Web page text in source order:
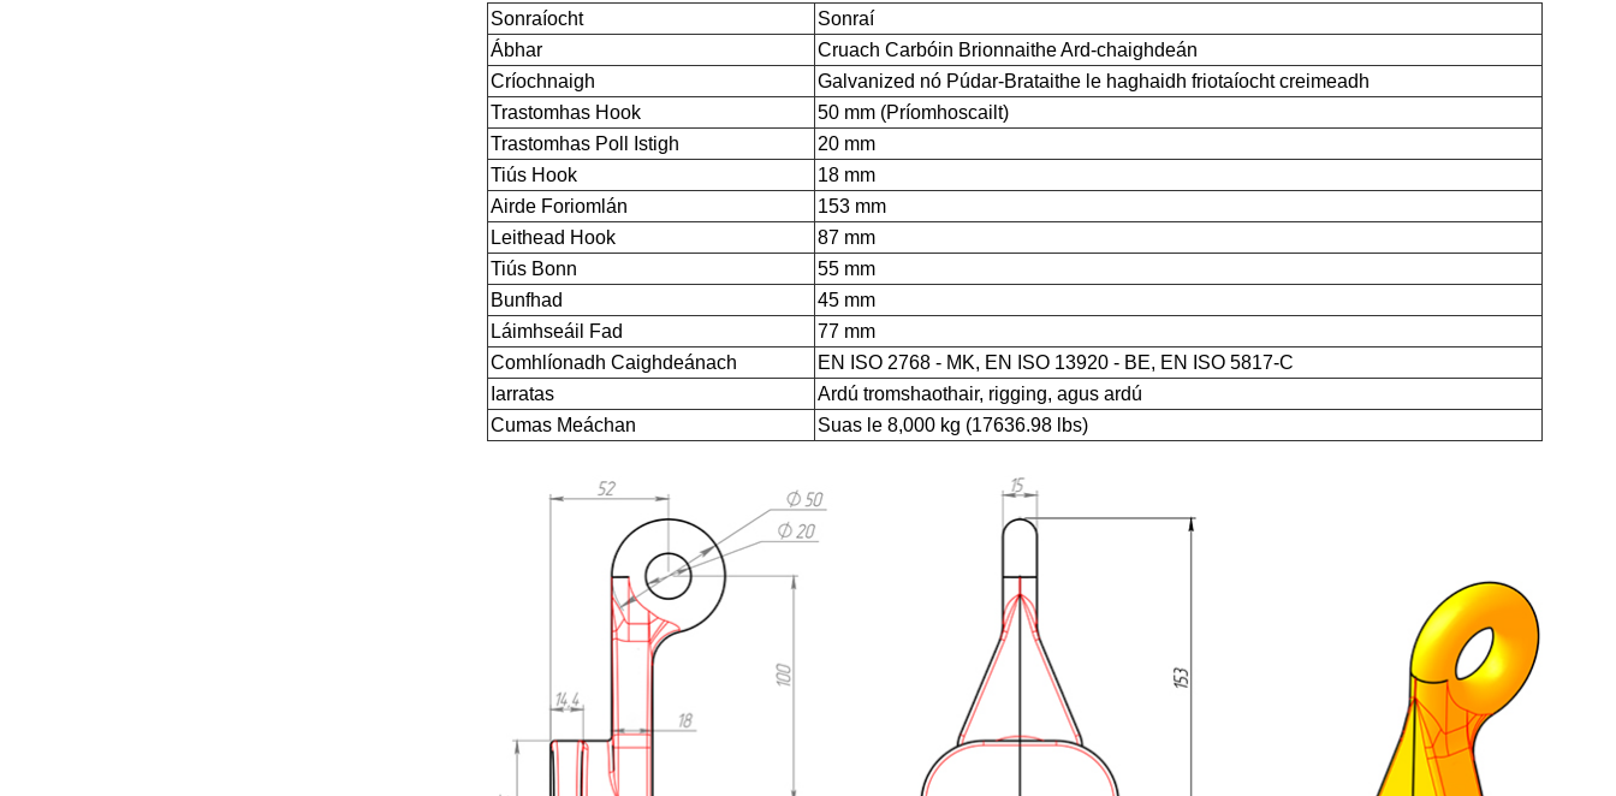
Sonraíocht
Sonraí
Ábhar
Cruach Carbóin Brionnaithe Ard-chaighdeán
Críochnaigh
Galvanized nó Púdar-Brataithe le haghaidh friotaíocht creimeadh
Trastomhas Hook
50 mm (Príomhoscailt)
Trastomhas Poll Istigh
20 mm
Tiús Hook
18 mm
Airde Foriomlán
153 mm
Leithead Hook
87 mm
Tiús Bonn
55 mm
Bunfhad
45 mm
Láimhseáil Fad
77 mm
Comhlíonadh Caighdeánach
EN ISO 2768 - MK, EN ISO 13920 - BE, EN ISO 5817-C
Iarratas
Ardú tromshaothair, rigging, agus ardú
Cumas Meáchan
Suas le 8,000 kg (17636.98 lbs)